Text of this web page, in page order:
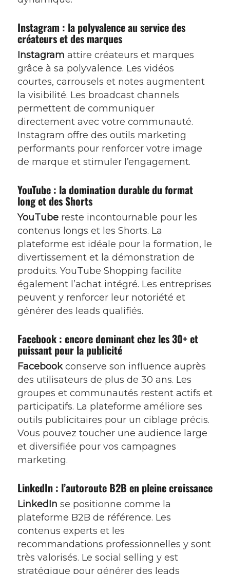
Instagram : la polyvalence au service des
créateurs et des marques
Instagram attire créateurs et marques
grâce à sa polyvalence. Les vidéos
courtes, carrousels et notes augmentent
la visibilité. Les broadcast channels
permettent de communiquer
directement avec votre communauté.
Instagram offre des outils marketing
performants pour renforcer votre image
de marque et stimuler l’engagement.
YouTube : la domination durable du format
long et des Shorts
YouTube reste incontournable pour les
contenus longs et les Shorts. La
plateforme est idéale pour la formation, le
divertissement et la démonstration de
produits. YouTube Shopping facilite
également l’achat intégré. Les entreprises
peuvent y renforcer leur notoriété et
générer des leads qualifiés.
Facebook : encore dominant chez les 30+ et
puissant pour la publicité
Facebookconserve son influence auprès
des utilisateurs de plus de 30 ans. Les
groupes et communautés restent actifs et
participatifs. La plateforme améliore ses
outils publicitaires pour un ciblage précis.
Vous pouvez toucher une audience large
et diversifiée pour vos campagnes
marketing.
LinkedIn : l’autoroute B2B en pleine croissance
LinkedIn se positionne comme la
plateforme B2B de référence. Les
contenus experts et les
recommandations professionnelles y sont
très valorisés. Le social selling y est
stratégique pour générer des leads